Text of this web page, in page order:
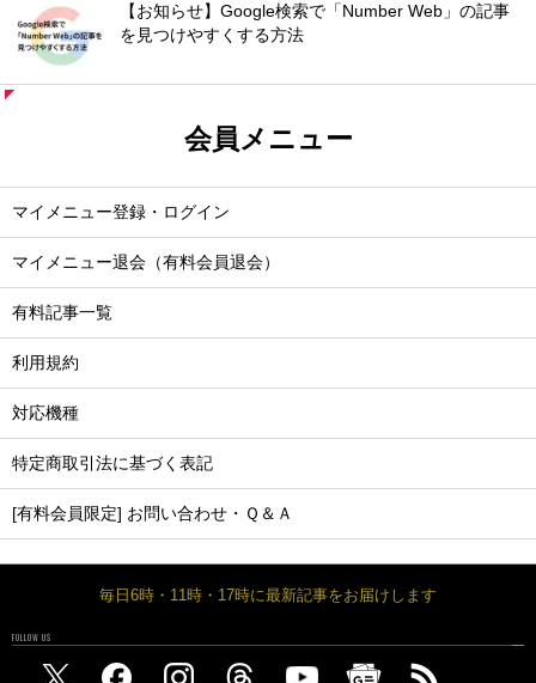
【お知らせ】Google検索で「Number Web」の記事
を見つけやすくする方法
会員メニュー
マイメニュー登録・ログイン
マイメニュー退会（有料会員退会）
有料記事一覧
利用規約
対応機種
特定商取引法に基づく表記
[有料会員限定] お問い合わせ・Ｑ＆Ａ
毎日6時・11時・17時に最新記事をお届けします
FOLLOW US